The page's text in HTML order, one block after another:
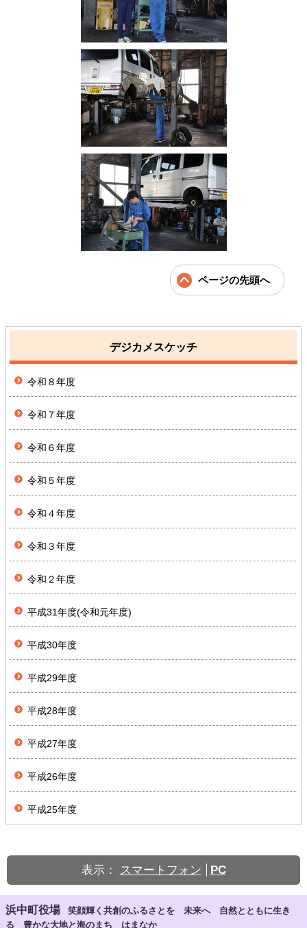
ページの先頭へ
デジカメスケッチ
令和８年度
令和７年度
令和６年度
令和５年度
令和４年度
令和３年度
令和２年度
平成31年度(令和元年度)
平成30年度
平成29年度
平成28年度
平成27年度
平成26年度
平成25年度
表示： スマートフォン PC
浜中町役場
笑顔輝く共創のふるさとを 未来へ 自然とともに生き
る 豊かな大地と海のまち はまなか